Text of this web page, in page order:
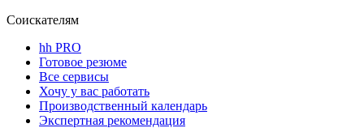
Соискателям
hh PRO
Готовое резюме
Все сервисы
Хочу у вас работать
Производственный календарь
Экспертная рекомендация